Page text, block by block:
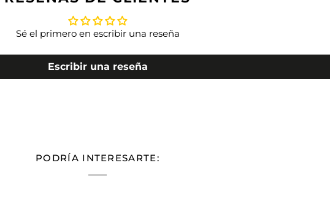
Sé el primero en escribir una reseña
Escribir una reseña
PODRÍA INTERESARTE: